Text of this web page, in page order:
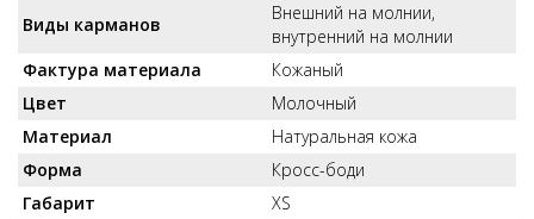
Виды карманов
Внешний на молнии,
внутренний на молнии
Фактура материала
Кожаный
Цвет
Молочный
Материал
Натуральная кожа
Форма
Кросс-боди
Габарит
XS